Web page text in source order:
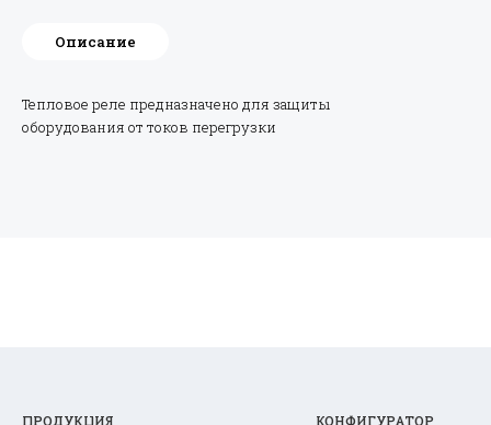
Описание
Тепловое реле предназначено для защиты
оборудования от токов перегрузки
ПРОДУКЦИЯ КОНФИГУРАТОР